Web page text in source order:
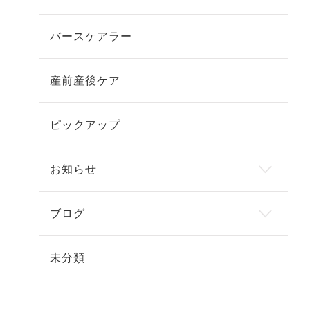
バースケアラー
産前産後ケア
ピックアップ
お知らせ
ブログ
未分類